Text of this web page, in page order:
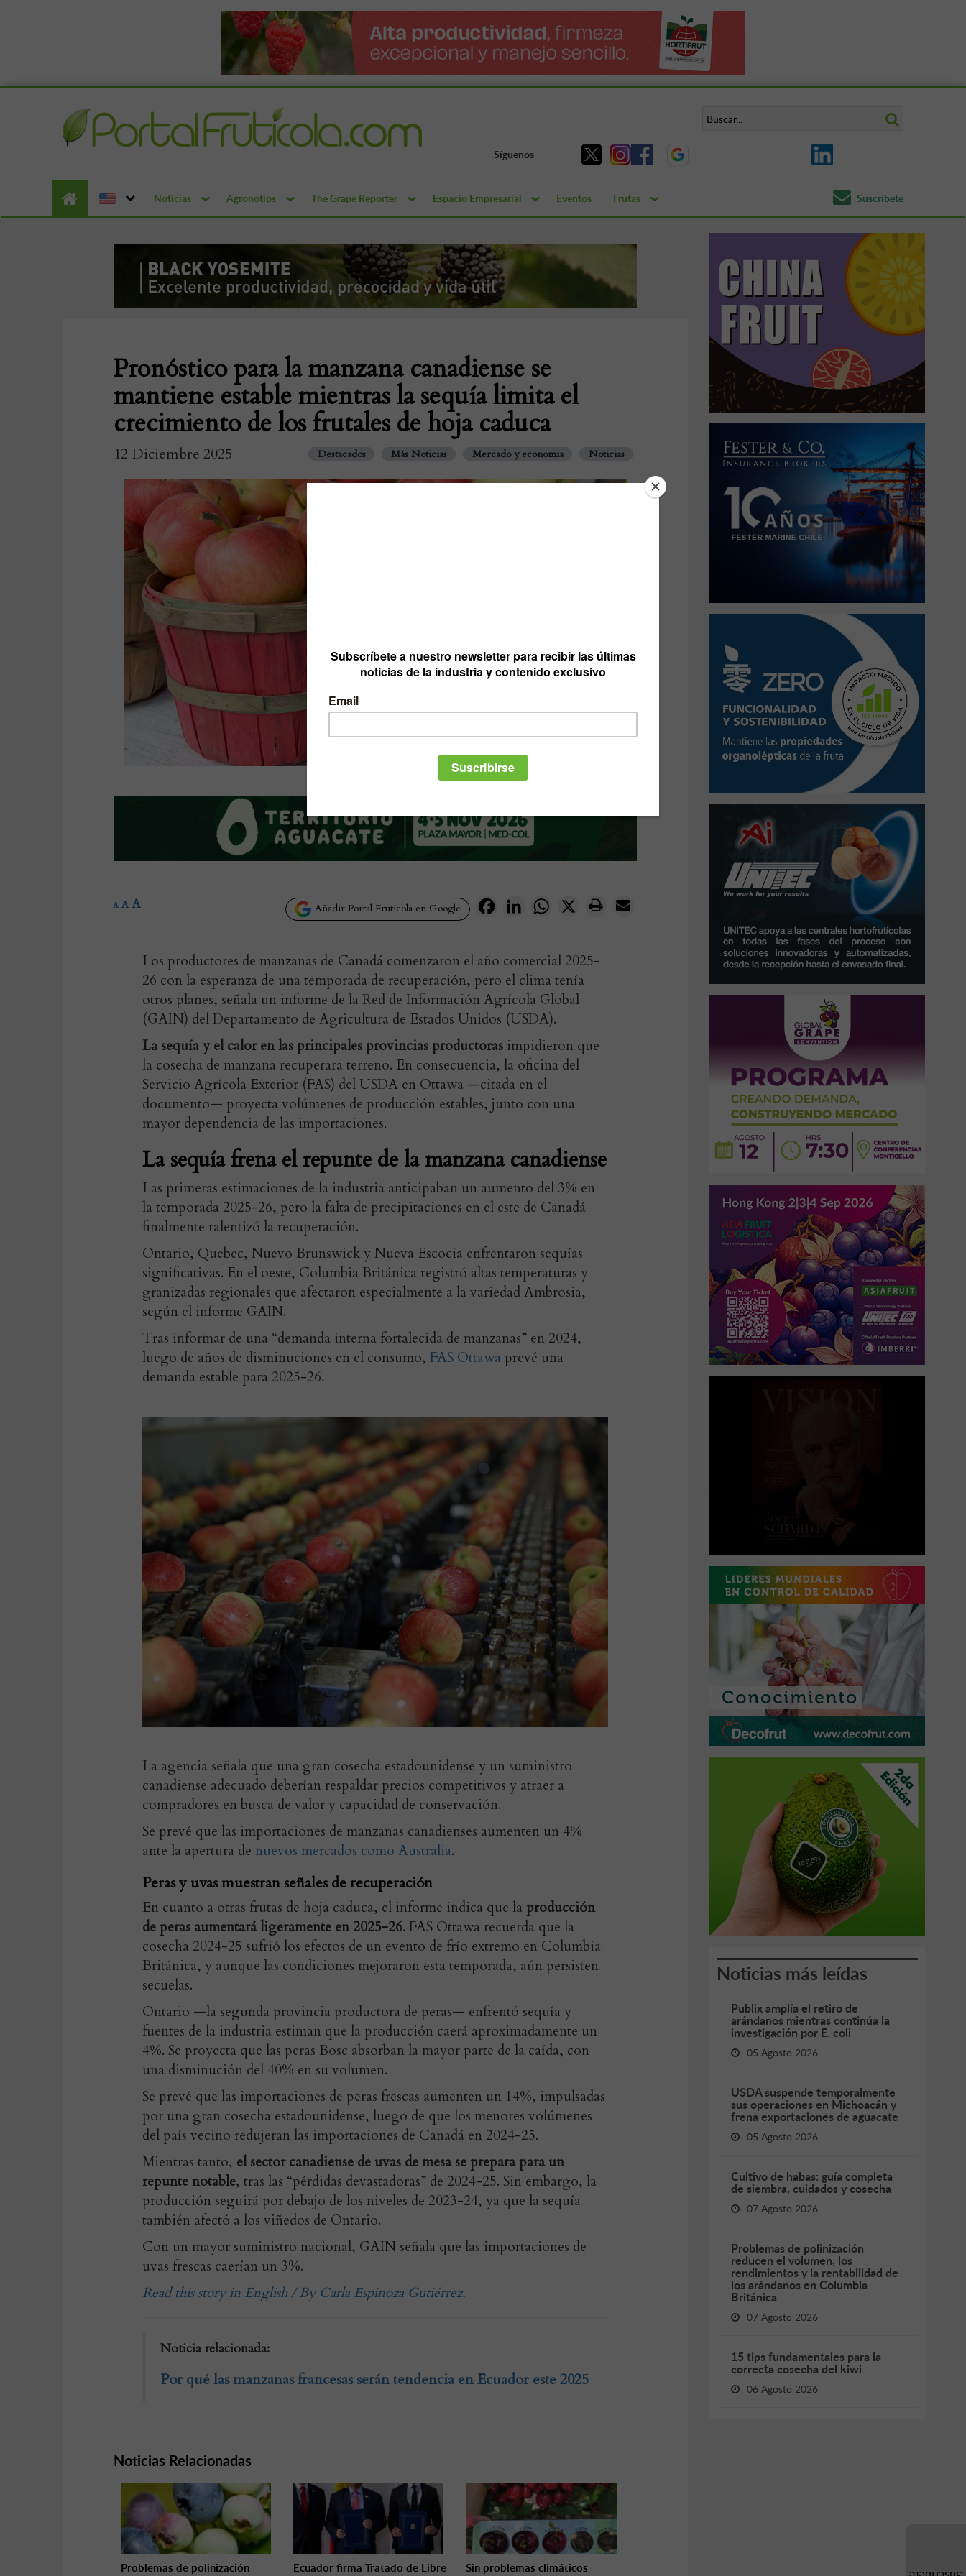
Síguenos
Noticias Agronotips The Grape Reporter Espacio Empresarial Eventos Frutas Suscríbete
Pronóstico para la manzana canadiense se
mantiene estable mientras la sequía limita el
crecimiento de los frutales de hoja caduca
12 Diciembre 2025 Destacados Más Noticias Mercado y economia Noticias
Añadir Portal Frutícola en Google FacebookLinkedInWhatsApp
X
A A A
Los productores de manzanas de Canadá comenzaron el año comercial 2025-
26 con la esperanza de una temporada de recuperación, pero el clima tenía
otros planes, señala un informe de la Red de Información Agrícola Global
(GAIN) del Departamento de Agricultura de Estados Unidos (USDA).
La sequía y el calor en las principales provincias productoras impidieron que
la cosecha de manzana recuperara terreno. En consecuencia, la oficina del
Servicio Agrícola Exterior (FAS) del USDA en Ottawa —citada en el
documento— proyecta volúmenes de producción estables, junto con una
mayor dependencia de las importaciones.
La sequía frena el repunte de la manzana canadiense
Las primeras estimaciones de la industria anticipaban un aumento del 3% en
la temporada 2025-26, pero la falta de precipitaciones en el este de Canadá
finalmente ralentizó la recuperación.
Ontario, Quebec, Nuevo Brunswick y Nueva Escocia enfrentaron sequías
significativas. En el oeste, Columbia Británica registró altas temperaturas y
granizadas regionales que afectaron especialmente a la variedad Ambrosia,
según el informe GAIN.
Tras informar de una “demanda interna fortalecida de manzanas” en 2024,
luego de años de disminuciones en el consumo, FAS Ottawa prevé una
demanda estable para 2025-26.
La agencia señala que una gran cosecha estadounidense y un suministro
canadiense adecuado deberían respaldar precios competitivos y atraer a
compradores en busca de valor y capacidad de conservación.
Se prevé que las importaciones de manzanas canadienses aumenten un 4%
ante la apertura de nuevos mercados como Australia.
Peras y uvas muestran señales de recuperación
En cuanto a otras frutas de hoja caduca, el informe indica que la producción
de peras aumentará ligeramente en 2025-26. FAS Ottawa recuerda que la
cosecha 2024-25 sufrió los efectos de un evento de frío extremo en Columbia
Británica, y aunque las condiciones mejoraron esta temporada, aún persisten
secuelas.
Ontario —la segunda provincia productora de peras— enfrentó sequía y
fuentes de la industria estiman que la producción caerá aproximadamente un
4%. Se proyecta que las peras Bosc absorban la mayor parte de la caída, con
una disminución del 40% en su volumen.
Se prevé que las importaciones de peras frescas aumenten un 14%, impulsadas
por una gran cosecha estadounidense, luego de que los menores volúmenes
del país vecino redujeran las importaciones de Canadá en 2024-25.
Mientras tanto, el sector canadiense de uvas de mesa se prepara para un
repunte notable, tras las “pérdidas devastadoras” de 2024-25. Sin embargo, la
producción seguirá por debajo de los niveles de 2023-24, ya que la sequía
también afectó a los viñedos de Ontario.
Con un mayor suministro nacional, GAIN señala que las importaciones de
uvas frescas caerían un 3%.
Read this story in English / By Carla Espinoza Gutiérrez.
Noticia relacionada:
Por qué las manzanas francesas serán tendencia en Ecuador este 2025
Noticias Relacionadas
Problemas de polinización
Ecuador firma Tratado de Libre
Sin problemas climáticos
Noticias más leídas
Publix amplía el retiro de
arándanos mientras continúa la
investigación por E. coli
05 Agosto 2026
USDA suspende temporalmente
sus operaciones en Michoacán y
frena exportaciones de aguacate
05 Agosto 2026
Cultivo de habas: guía completa
de siembra, cuidados y cosecha
07 Agosto 2026
Problemas de polinización
reducen el volumen, los
rendimientos y la rentabilidad de
los arándanos en Columbia
Británica
07 Agosto 2026
15 tips fundamentales para la
correcta cosecha del kiwi
06 Agosto 2026